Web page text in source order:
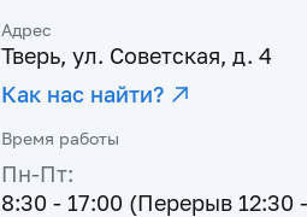
Адрес
Тверь, ул. Советская, д. 4
Как нас найти?
Время работы
Пн-Пт:
8:30 - 17:00 (Перерыв 12:30